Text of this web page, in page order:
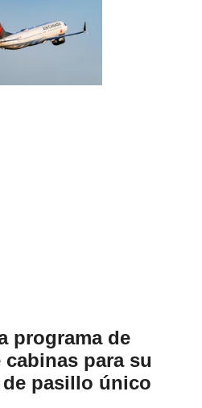
programa de
para su
pasillo único